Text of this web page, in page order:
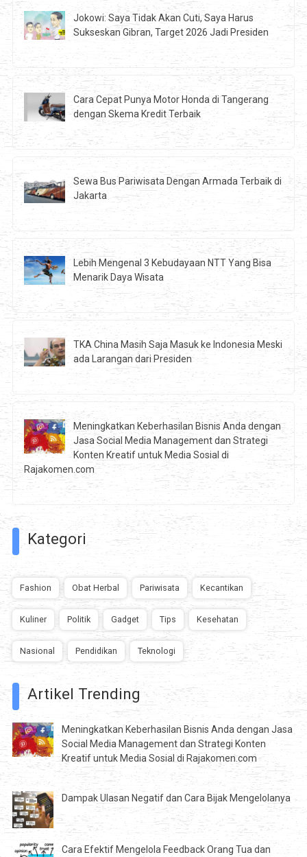
Jokowi: Saya Tidak Akan Cuti, Saya Harus
Sukseskan Gibran, Target 2026 Jadi Presiden
Cara Cepat Punya Motor Honda di Tangerang
dengan Skema Kredit Terbaik
Sewa Bus Pariwisata Dengan Armada Terbaik di
Jakarta
Lebih Mengenal 3 Kebudayaan NTT Yang Bisa
Menarik Daya Wisata
TKA China Masih Saja Masuk ke Indonesia Meski
ada Larangan dari Presiden
Meningkatkan Keberhasilan Bisnis Anda dengan
Jasa Social Media Management dan Strategi
Konten Kreatif untuk Media Sosial di
Rajakomen.com
Kategori
Fashion Obat Herbal Pariwisata Kecantikan
Kuliner Politik Gadget Tips Kesehatan
Nasional Pendidikan Teknologi
Artikel Trending
Meningkatkan Keberhasilan Bisnis Anda dengan Jasa
Social Media Management dan Strategi Konten
Kreatif untuk Media Sosial di Rajakomen.com
Dampak Ulasan Negatif dan Cara Bijak Mengelolanya
Cara Efektif Mengelola Feedback Orang Tua dan